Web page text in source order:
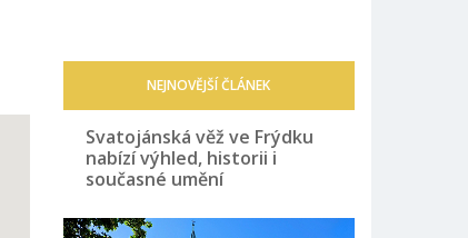
NEJNOVĚJŠÍ ČLÁNEK
Svatojánská věž ve Frýdku
nabízí výhled, historii i
současné umění